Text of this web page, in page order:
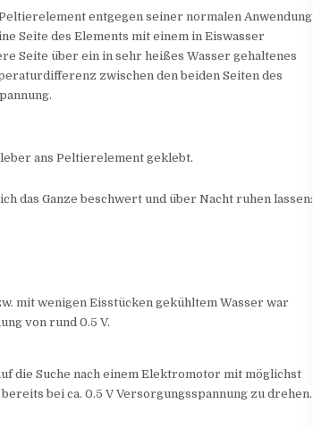
entgegen seiner normalen Anwendung
Seite des Elements mit einem in Eiswasser
Seite über ein in sehr heißes Wasser gehaltenes
zwischen den beiden Seiten des
ans Peltierelement geklebt.
das Ganze beschwert und über Nacht ruhen lassen:
mit wenigen Eisstücken gekühltem Wasser war
von rund 0.5 V.
die Suche nach einem Elektromotor mit möglichst
bei ca. 0.5 V Versorgungsspannung zu drehen.